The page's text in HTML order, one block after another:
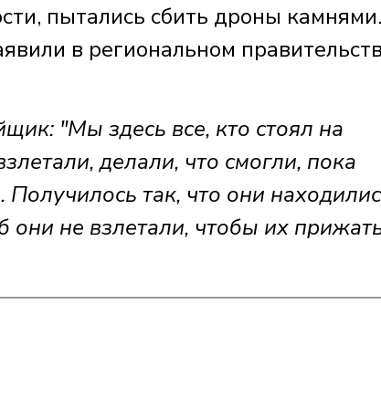
пытались сбить дроны камнями.
в региональном
"Мы здесь все, кто стоял на
делали, что смогли, пока
так, что они
не взлетали, чтобы их